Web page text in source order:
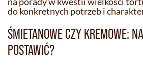
do konkretnych potrzeb i
ŚMIETANOWE CZY KREMOWE:
POSTAWIĆ?